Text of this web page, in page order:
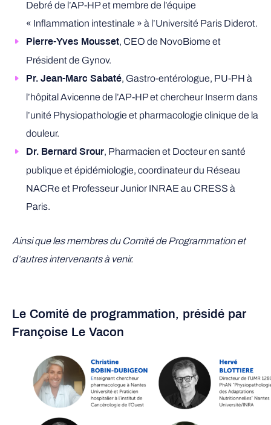
Debré de l’AP-HP et membre de l’équipe
« Inflammation intestinale » à l’Université Paris Diderot.
Pierre-Yves Mousset, CEO de NovoBiome et
Président de Gynov.
Pr. Jean-Marc Sabaté, Gastro-entérologue, PU-PH à
l’hôpital Avicenne de l’AP-HP et chercheur Inserm dans
l’unité Physiopathologie et pharmacologie clinique de la
douleur.
Dr. Bernard Srour, Pharmacien et Docteur en santé
publique et épidémiologie, coordinateur du Réseau
NACRe et Professeur Junior INRAE au CRESS à
Paris.
Ainsi que les membres du Comité de Programmation et
d’autres intervenants à venir.
Le Comité de programmation, présidé par
Françoise Le Vacon